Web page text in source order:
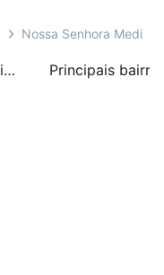
Nossa Senhora
Principais bairros em Santa Maria, RS